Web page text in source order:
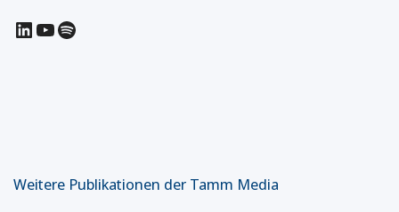
LinkedIn
YouTube
Spotify
Weitere Publikationen der Tamm Media